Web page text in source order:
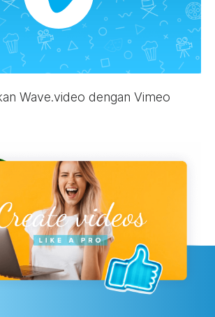
Wave.video dengan Vimeo